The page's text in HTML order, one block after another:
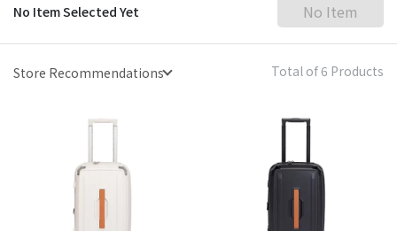
No Item Selected Yet No Item
Store Recommendations Total of 6 Products